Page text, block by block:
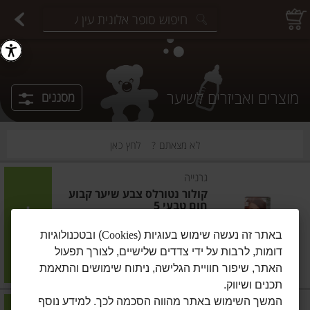
מוצרים ואביזרים לשיער מסננים
לא מצאתם ? לחץ כאן
גרנייה
קולור נטורלס צבע שיער קבוע
חום טבעי 5
מחיר מחירון₪21.90
הוסיפו
גרנייה
באתר זה נעשה שימוש בעוגיות (Cookies) ובטכנולוגיות
דומות, לרבות על ידי צדדים שלישיים, לצורך תפעול
האתר, שיפור חוויית הגלישה, ניתוח שימושים והתאמת
תכנים ושיווק.
המשך השימוש באתר מהווה הסכמה לכך. למידע נוסף